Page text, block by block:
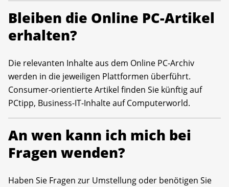
Bleiben die Online PC-Artikel
erhalten?
Die relevanten Inhalte aus dem Online PC-Archiv
werden in die jeweiligen Plattformen überführt.
Consumer-orientierte Artikel finden Sie künftig auf
PCtipp, Business-IT-Inhalte auf Computerworld.
An wen kann ich mich bei
Fragen wenden?
Haben Sie Fragen zur Umstellung oder benötigen Sie